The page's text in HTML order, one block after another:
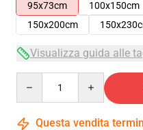
95x73cm
100x150cm
150x200cm
Visualizza guida alle
Questa vendita